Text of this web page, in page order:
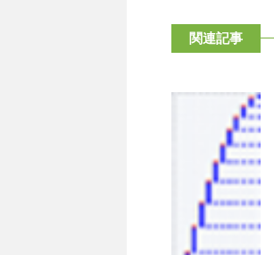
関連記事